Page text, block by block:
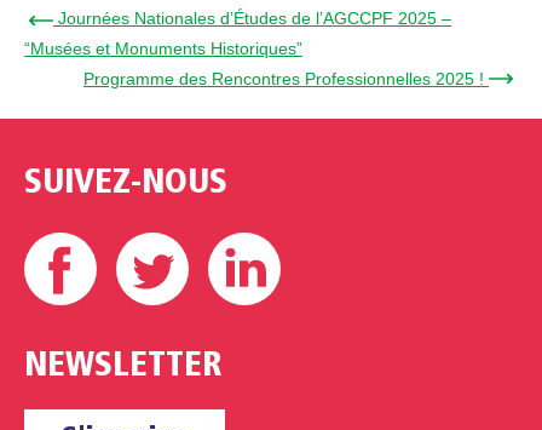
← Journées Nationales d’Études de l’AGCCPF 2025 –
“Musées et Monuments Historiques”
Programme des Rencontres Professionnelles 2025 ! →
SUIVEZ-NOUS
Facebook Twitter
NEWSLETTER